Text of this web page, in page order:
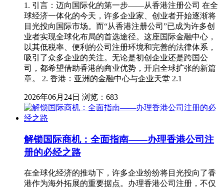
1. 引言：迈向国际化的第一步——从香港注册公司 在全
球经济一体化的今天，许多企业家、创业者开始逐渐将
目光投向国际市场。而“从香港注册公司”已成为许多创
业者实现全球化布局的首选途径。这座国际金融中心，
以其低税率、便利的公司注册环境和完善的法律体系，
吸引了众多企业的关注。无论是初创企业还是跨国公
司，都希望借助香港的商业优势，开启全球扩张的新篇
章。 2. 香港：亚洲的金融中心与企业天堂 2.1
2026年06月24日 浏览：683
解锁国际商机：全面指南——办理香港公司注
册的必经之路
在全球化经济的推动下，许多企业纷纷将目光投向了香
港作为海外拓展的重要据点。办理香港公司注册，不仅